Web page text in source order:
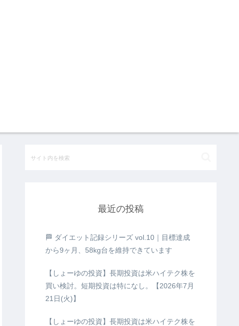
最近の投稿
🏁 ダイエット記録シリーズ vol.10｜目標達成
から9ヶ月、58kg台を維持できています
【しょーゆの投資】長期投資は米ハイテク株を
買い検討。短期投資は特になし。【2026年7月
21日(火)】
【しょーゆの投資】長期投資は米ハイテク株を